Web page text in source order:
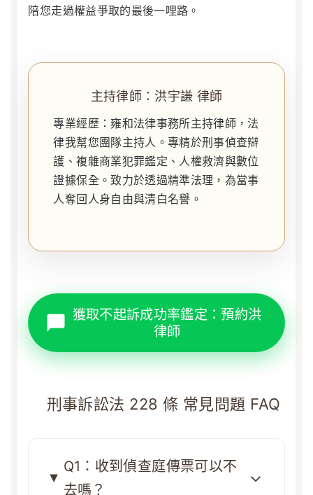
陪您走過權益爭取的最後一哩路。
主持律師：洪宇謙 律師
專業經歷：雍和法律事務所主持律師，法
律我幫您團隊主持人。專精於刑事偵查辯
護、複雜商業犯罪鑑定、人權救濟與數位
證據保全。致力於透過精準法理，為當事
人奪回人身自由與清白名譽。
獲取不起訴成功率鑑定：預約洪
律師
刑事訴訟法 228 條 常見問題 FAQ
Q1：收到偵查庭傳票可以不
去嗎？